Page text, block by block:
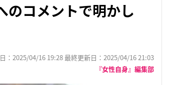
のコメントで明かし
：2025/04/16 19:28 最終更新日：2025/04/16 21:03
『女性自身』編集部